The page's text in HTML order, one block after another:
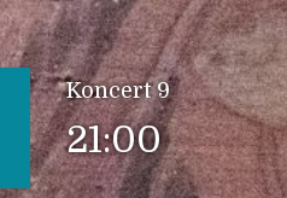
Koncert 9
21:00